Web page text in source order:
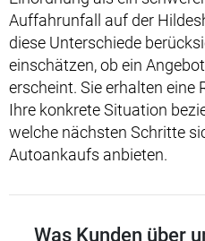
Auffahrunfall auf der
diese Unterschiede
einschätzen, ob ein
erscheint. Sie erhalten eine
Ihre konkrete Situation
welche nächsten Schritte
Autoankaufs anbieten.
Was Kunden über